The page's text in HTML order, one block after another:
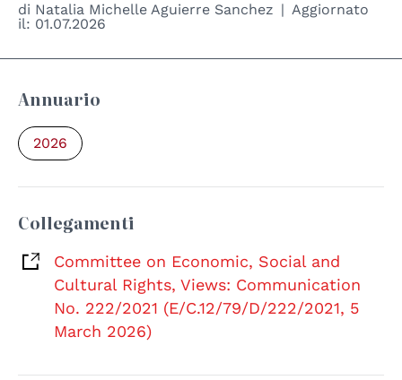
di Natalia Michelle Aguierre Sanchez
Aggiornato
il: 01.07.2026
Annuario
2026
Collegamenti
Committee on Economic, Social and
Cultural Rights, Views: Communication
No. 222/2021 (E/C.12/79/D/222/2021, 5
March 2026)